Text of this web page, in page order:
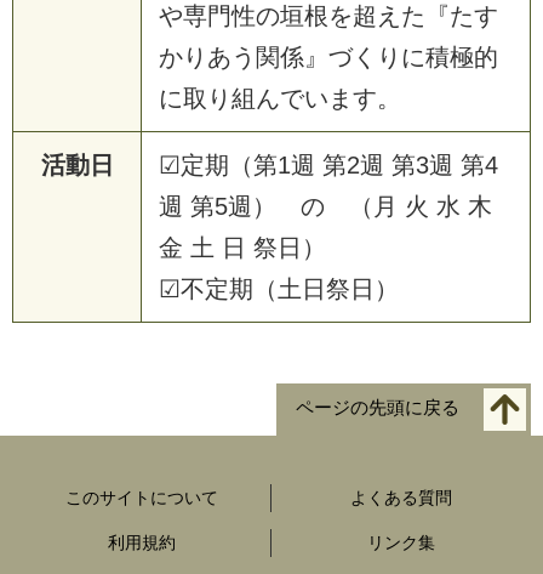
や専門性の垣根を超えた『たす
かりあう関係』づくりに積極的
に取り組んでいます。
活動日
☑定期（第1週 第2週 第3週 第4
週 第5週） の （月 火 水 木
金 土 日 祭日）
☑不定期（土日祭日）
ページの先頭に戻る
このサイトについて よくある質問
利用規約 リンク集